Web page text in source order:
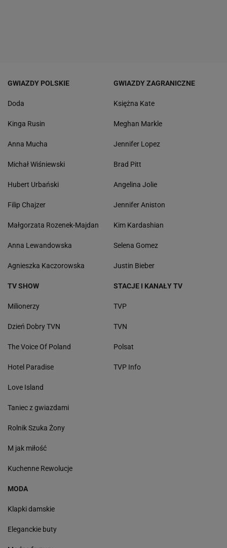
GWIAZDY POLSKIE
Doda
Kinga Rusin
Anna Mucha
Michał Wiśniewski
Hubert Urbański
Filip Chajzer
Małgorzata Rozenek-Majdan
Anna Lewandowska
Agnieszka Kaczorowska
GWIAZDY ZAGRANICZNE
Księżna Kate
Meghan Markle
Jennifer Lopez
Brad Pitt
Angelina Jolie
Jennifer Aniston
Kim Kardashian
Selena Gomez
Justin Bieber
TV SHOW
Milionerzy
Dzień Dobry TVN
The Voice Of Poland
Hotel Paradise
Love Island
Taniec z gwiazdami
Rolnik Szuka Żony
M jak miłość
Kuchenne Rewolucje
STACJE I KANAŁY TV
TVP
TVN
Polsat
TVP Info
MODA
Klapki damskie
Eleganckie buty